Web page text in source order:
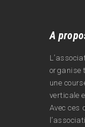
A
organise
une
verticale
Avec ces